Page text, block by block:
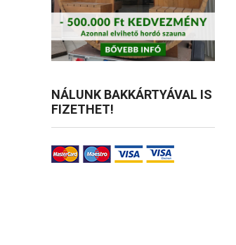
NÁLUNK BAKKÁRTYÁVAL IS
FIZETHET!